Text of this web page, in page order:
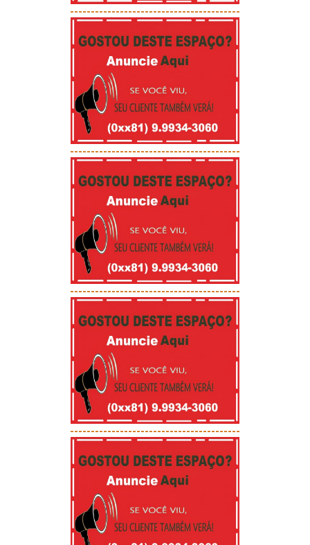
-----------------------------------------
-----------------------------------------
-----------------------------------------
-----------------------------------------